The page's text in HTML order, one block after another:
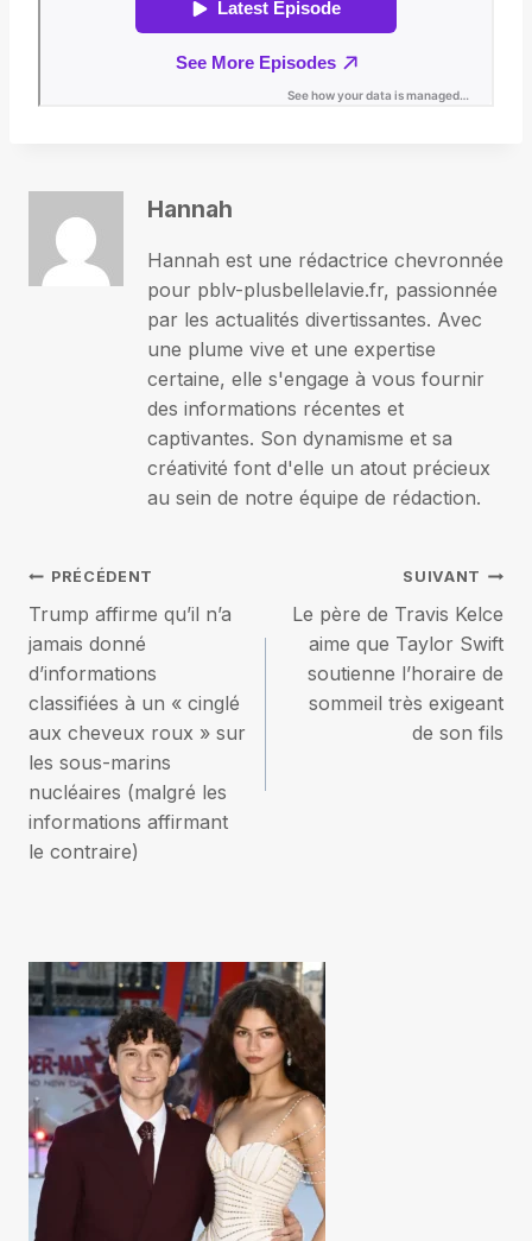
Hannah
Hannah est une rédactrice chevronnée
pour pblv-plusbellelavie.fr, passionnée
par les actualités divertissantes. Avec
une plume vive et une expertise
certaine, elle s'engage à vous fournir
des informations récentes et
captivantes. Son dynamisme et sa
créativité font d'elle un atout précieux
au sein de notre équipe de rédaction.
Navigation
de
l’article
PRÉCÉDENT
Trump affirme qu’il n’a
jamais donné
d’informations
classifiées à un « cinglé
aux cheveux roux » sur
les sous-marins
nucléaires (malgré les
informations affirmant
le contraire)
SUIVANT
Le père de Travis Kelce
aime que Taylor Swift
soutienne l’horaire de
sommeil très exigeant
de son fils